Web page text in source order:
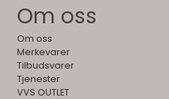
Om oss
Om oss
Merkevarer
Tilbudsvarer
Tjenester
VVS OUTLET